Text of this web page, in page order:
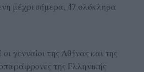
μέχρι σήμερα, 47 ολόκληρα
γενναίοι της Αθήνας και της
της Ελληνικής